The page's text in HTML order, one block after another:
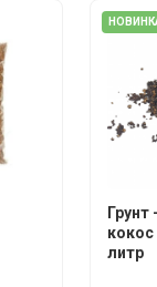
кокос
литр